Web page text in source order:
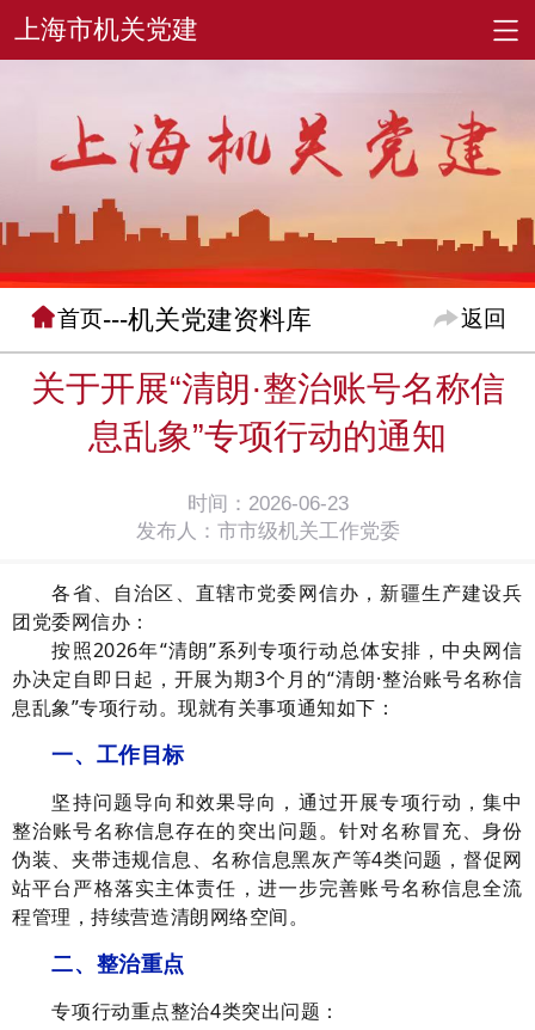
首页---机关党建资料库 返回
关于开展“清朗·整治账号名称信
息乱象”专项行动的通知
时间：2026-06-23
发布人：市市级机关工作党委
各省、自治区、直辖市党委网信办，新疆生产建设兵
团党委网信办：
按照2026年“清朗”系列专项行动总体安排，中央网信
办决定自即日起，开展为期3个月的“清朗·整治账号名称信
息乱象”专项行动。现就有关事项通知如下：
一、工作目标
坚持问题导向和效果导向，通过开展专项行动，集中
整治账号名称信息存在的突出问题。针对名称冒充、身份
伪装、夹带违规信息、名称信息黑灰产等4类问题，督促网
站平台严格落实主体责任，进一步完善账号名称信息全流
程管理，持续营造清朗网络空间。
二、整治重点
专项行动重点整治4类突出问题：